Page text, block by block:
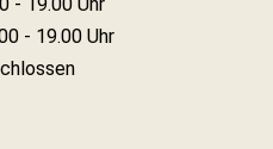
- 19.00 Uhr